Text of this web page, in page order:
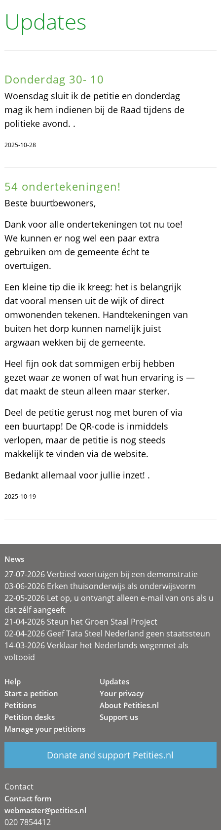
Updates
Donderdag 30- 10
Woensdag sluit ik de petitie en donderdag
mag ik hem indienen bij de Raad tijdens de
politieke avond. .
2025-10-28
54 ondertekeningen!
Beste buurtbewoners,
Dank voor alle ondertekeningen tot nu toe!
We kunnen er nog wel een paar extra
gebruiken om de gemeente écht te
overtuigen.
Een kleine tip die ik kreeg: het is belangrijk
dat vooral mensen uit de wijk of direct
omwonenden tekenen. Handtekeningen van
buiten het dorp kunnen namelijk juist
argwaan wekken bij de gemeente.
Heel fijn ook dat sommigen erbij hebben
gezet waar ze wonen of wat hun ervaring is —
dat maakt de steun alleen maar sterker.
Deel de petitie gerust nog met buren of via
een buurtapp! De QR-code is inmiddels
verlopen, maar de petitie is nog steeds
makkelijk te vinden via de website.
Bedankt allemaal voor jullie inzet! .
2025-10-19
News
27-07-2026 Verbied voertuigen bij een demonstratie
03-06-2026 Erken thuisonderwijs als onderwijsvorm
22-05-2026 Let op, u ontvangt alleen e-mail van ons als u
dat zélf aangeeft
21-04-2026 Steun het Groen Staal Project
02-04-2026 Geef Tata Steel Nederland geen staatssteun
14-03-2026 Verklaar het Nederlands wegennet als
voltooid
Help
Start a petition
Petitions
Petition desks
Manage your petitions
Updates
Your privacy
About Petities.nl
Support us
Donate and support Petities.nl
Contact
Contact form
webmaster@petities.nl
020 7854412